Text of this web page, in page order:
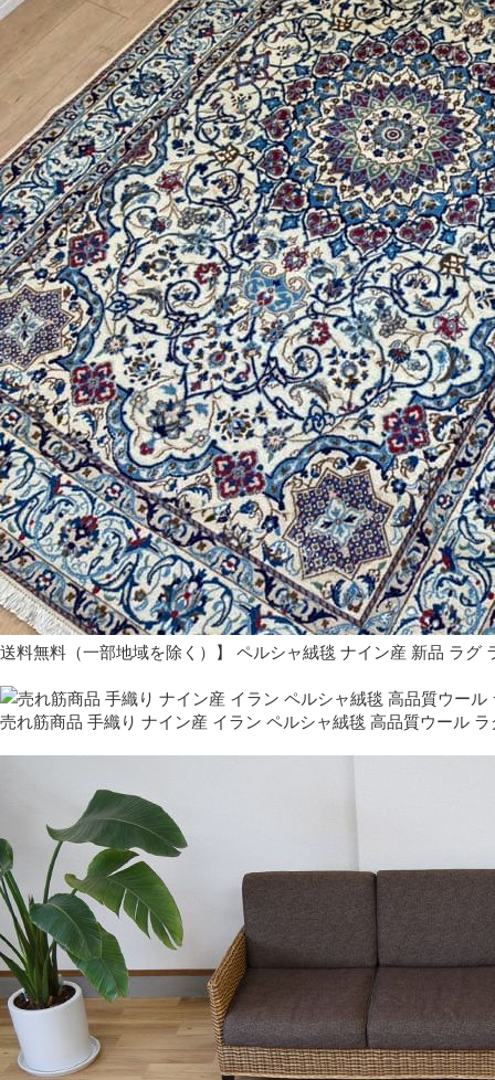
送料無料（一部地域を除く）】 ペルシャ絨毯 ナイン産 新品 ラグ
売れ筋商品 手織り ナイン産 イラン ペルシャ絨毯 高品質ウール ラ